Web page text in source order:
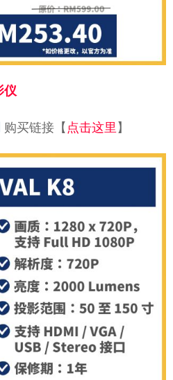
仪
购买链接【 点击这里 】